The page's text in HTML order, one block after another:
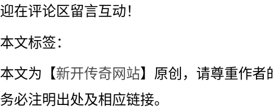
迎在评论区留言互动！
本文标签：
本文为【新开传奇网站】原创，请尊重作者
务必注明出处及相应链接。